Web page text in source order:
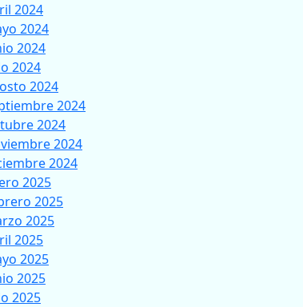
2024
2024
2024
2024
2024
2024
2024
2024
2024
2025
2025
2025
2025
2025
2025
2025